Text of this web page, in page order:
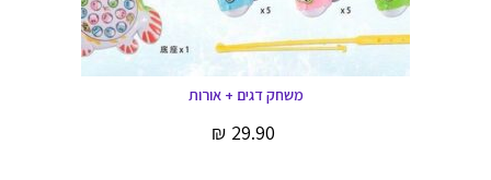
משחק דגים + אורות
₪ 29.90